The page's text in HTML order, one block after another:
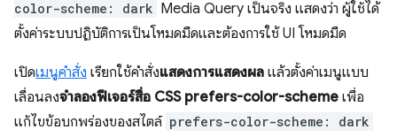
color-scheme: dark Media Query เป็นจริง แสดงว่า ผู้ใช้ได้
ตั้งค่าระบบปฏิบัติการเป็นโหมดมืดและต้องการใช้ UI โหมดมืด
เปิดเมนูคำสั่ง เรียกใช้คำสั่งแสดงการแสดงผล แล้วตั้งค่าเมนูแบบ
เลื่อนลงจำลองฟีเจอร์สื่อ CSS prefers-color-scheme เพื่อ
แก้ไขข้อบกพร่องของสไตล์ prefers-color-scheme: dark